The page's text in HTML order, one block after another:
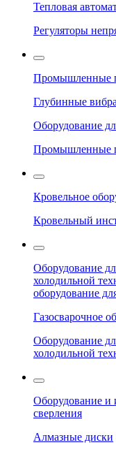
Тепловая
Регуляторы
Промышленные
Глубинные
Оборудование
Промышленные
Кровельное
Кровельный
Оборудование
холодильной
оборудование
Газосварочное
Оборудование
холодильной
Оборудование и
сверления
Алмазные диски